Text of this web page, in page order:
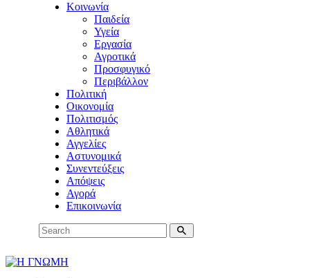
Κοινωνία
Παιδεία
Υγεία
Εργασία
Αγροτικά
Προσφυγικό
Περιβάλλον
Πολιτική
Οικονομία
Πολιτισμός
Αθλητικά
Αγγελίες
Αστυνομικά
Συνεντεύξεις
Απόψεις
Αγορά
Επικοινωνία